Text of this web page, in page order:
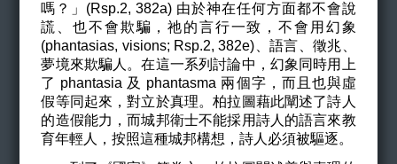
嗎？」(Rsp.2, 382a) 由於神在任何方面都不會說
謊、也不會欺騙，祂的言行一致，不會用幻象
(phantasias, visions; Rsp.2, 382e)、語言、徵兆、
夢境來欺騙人。在這一系列討論中，幻象同時用上
了 phantasia 及 phantasma 兩個字，而且也與虛
假等同起來，對立於真理。柏拉圖藉此闡述了詩人
的造假能力，而城邦衛士不能採用詩人的語言來教
育年輕人，按照這種城邦構想，詩人必須被驅逐。